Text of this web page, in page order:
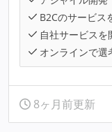
B2Cのサービス
自社サービスを
オンラインで選
8ヶ月前更新